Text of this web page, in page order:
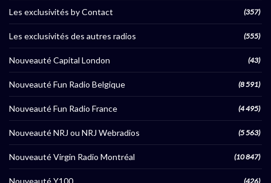
Les exclusivités by Contact (357)
Les exclusivités des autres radios (555)
Nouveauté Capital London (43)
Nouveauté Fun Radio Belgique (8 591)
Nouveauté Fun Radio France (4 495)
Nouveauté NRJ ou NRJ Webradios (5 563)
Nouveauté Virgin Radio Montréal (10 847)
(426)